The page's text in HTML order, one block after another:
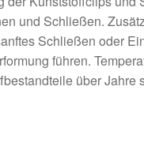
und Schließen.
Schließen oder
führen.
über Jahre